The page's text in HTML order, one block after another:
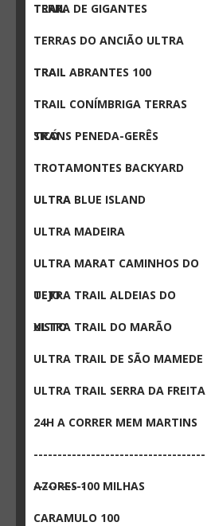
TRAIL
TERRA DE GIGANTES
TERRAS DO ANCIÃO ULTRA
TRAIL
TRAIL ABRANTES 100
TRAIL CONÍMBRIGA TERRAS
SICÓ
TRANS PENEDA-GERÊS
TROTAMONTES BACKYARD
ULTRA
ULTRA BLUE ISLAND
ULTRA MADEIRA
ULTRA MARAT CAMINHOS DO
TEJO
ULTRA TRAIL ALDEIAS DO
XISTO
ULTRA TRAIL DO MARÃO
ULTRA TRAIL DE SÃO MAMEDE
ULTRA TRAIL SERRA DA FREITA
24H A CORRER MEM MARTINS
------------------------------------
-----------
AZORES 100 MILHAS
CARAMULO 100